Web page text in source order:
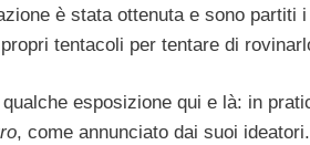
è stata ottenuta e sono partiti
tentacoli per tentare di
esposizione qui e là: in
, come annunciato dai suoi ideatori.